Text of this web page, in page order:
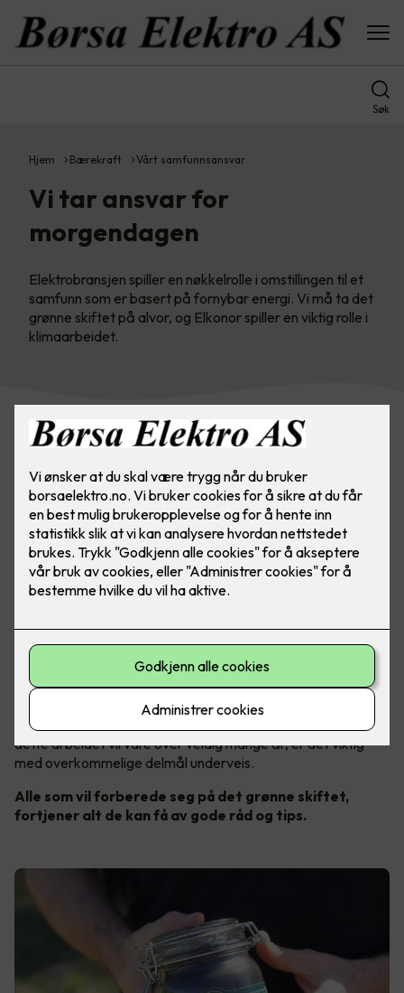
Søk
Hjem Bærekraft Vårt samfunnsansvar
Vi tar ansvar for
morgendagen
Elektrobransjen spiller en nøkkelrolle i omstillingen til et
samfunn som er basert på fornybar energi. Vi må ta det
grønne skiftet på alvor, og Elkonor spiller en viktig rolle i
klimaarbeidet.
Gode bærekraftsmål i fokus
Godt bærekraftsarbeid er avhengig av konkrete mål. Fordi
dette arbeidet vil vare over veldig mange år, er det viktig
med overkommelige delmål underveis.
Alle som vil forberede seg på det grønne skiftet,
fortjener alt de kan få av gode råd og tips.